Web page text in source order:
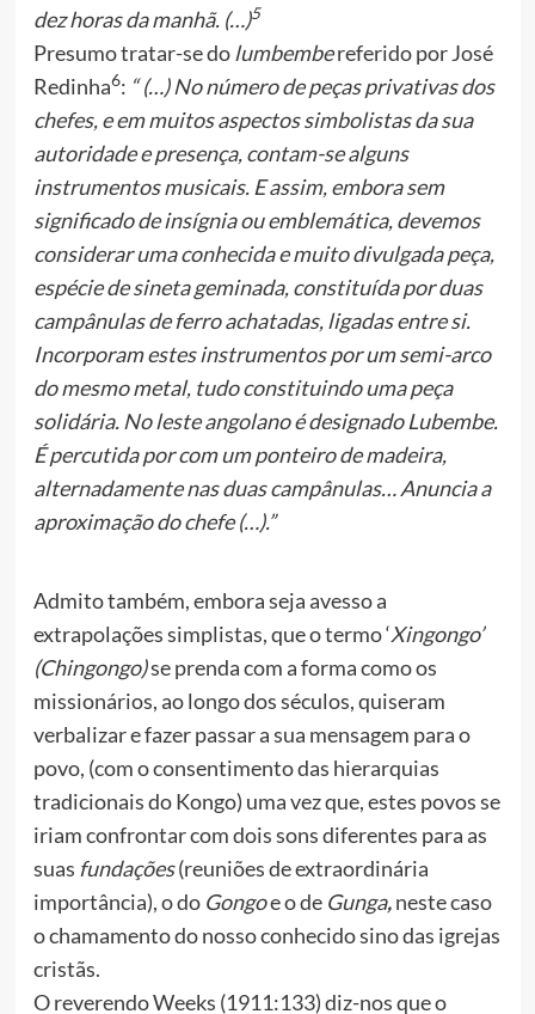
dez horas da manhã. (…)5
Presumo tratar-se dolumbembereferido por José
Redinha6: “ (…) No número de peças privativas dos
chefes, e em muitos aspectos simbolistas da sua
autoridade e presença, contam-se alguns
instrumentos musicais. E assim, embora sem
significado de insígnia ou emblemática, devemos
considerar uma conhecida e muito divulgada peça,
espécie de sineta geminada, constituída por duas
campânulas de ferro achatadas, ligadas entre si.
Incorporam estes instrumentos por um semi-arco
do mesmo metal, tudo constituindo uma peça
solidária. No leste angolano é designado Lubembe.
É percutida por com um ponteiro de madeira,
alternadamente nas duas campânulas… Anuncia a
aproximação do chefe (…).”
Admito também, embora seja avesso a
extrapolações simplistas, que o termo ‘Xingongo’
(Chingongo)se prenda com a forma como os
missionários, ao longo dos séculos, quiseram
verbalizar e fazer passar a sua mensagem para o
povo, (com o consentimento das hierarquias
tradicionais do Kongo) uma vez que, estes povos se
iriam confrontar com dois sons diferentes para as
suas fundações(reuniões de extraordinária
importância), o doGongoe o de Gunga,neste caso
o chamamento do nosso conhecido sino das igrejas
cristãs.
O reverendo Weeks (1911:133) diz-nos que o